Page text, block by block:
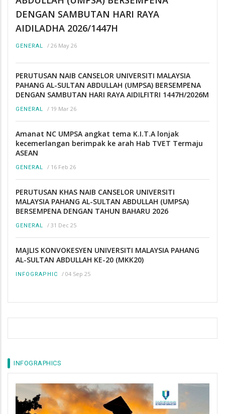
DENGAN SAMBUTAN HARI RAYA
AIDILADHA 2026/1447H
GENERAL / 26 May 26
PERUTUSAN NAIB CANSELOR UNIVERSITI MALAYSIA
PAHANG AL-SULTAN ABDULLAH (UMPSA) BERSEMPENA
DENGAN SAMBUTAN HARI RAYA AIDILFITRI 1447H/2026M
GENERAL / 19 Mar 26
Amanat NC UMPSA angkat tema K.I.T.A lonjak
kecemerlangan berimpak ke arah Hab TVET Termaju
ASEAN
GENERAL / 16 Feb 26
PERUTUSAN KHAS NAIB CANSELOR UNIVERSITI
MALAYSIA PAHANG AL-SULTAN ABDULLAH (UMPSA)
BERSEMPENA DENGAN TAHUN BAHARU 2026
GENERAL / 31 Dec 25
MAJLIS KONVOKESYEN UNIVERSITI MALAYSIA PAHANG
AL-SULTAN ABDULLAH KE-20 (MKK20)
INFOGRAPHIC / 04 Sep 25
INFOGRAPHICS